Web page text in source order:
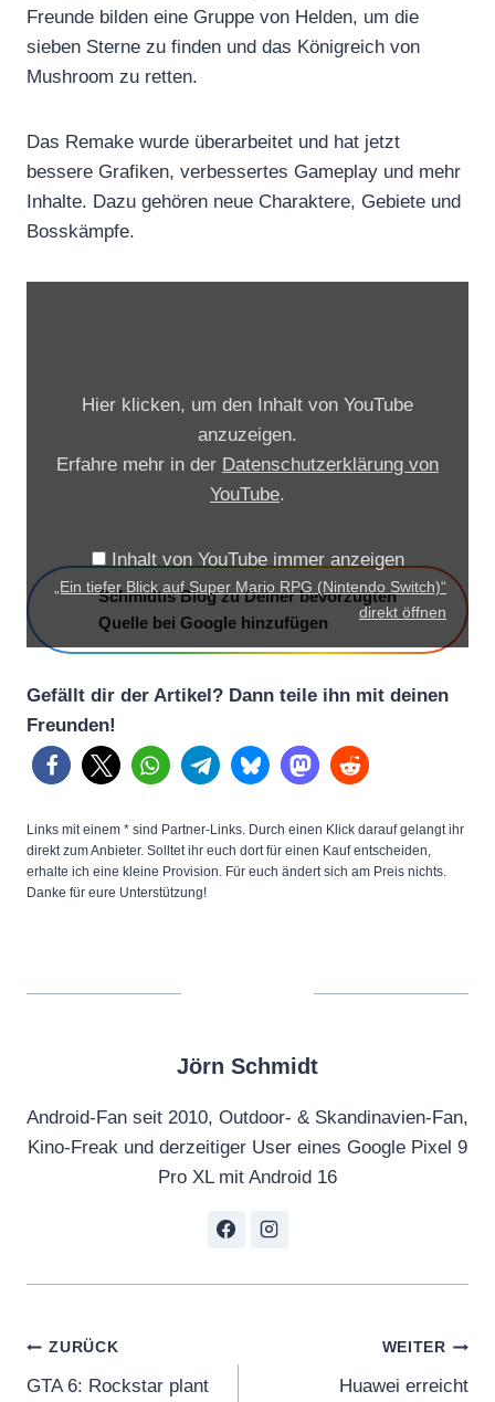
Freunde bilden eine Gruppe von Helden, um die
sieben Sterne zu finden und das Königreich von
Mushroom zu retten.
Das Remake wurde überarbeitet und hat jetzt
bessere Grafiken, verbessertes Gameplay und mehr
Inhalte. Dazu gehören neue Charaktere, Gebiete und
Bosskämpfe.
r
B
l
c
a
u
f
S
u
r
o
G
N
Hier klicken, um den Inhalt von YouTube
anzuzeigen.
Erfahre mehr in der Datenschutzerklärung von
YouTube.
Inhalt von YouTube immer anzeigen
„Ein tiefer Blick auf Super Mario RPG (Nintendo Switch)“
direkt öffnen
Schmidtis Blog zu Deiner bevorzugten
Quelle bei Google hinzufügen
Gefällt dir der Artikel? Dann teile ihn mit deinen
Freunden!
Links mit einem * sind Partner-Links. Durch einen Klick darauf gelangt ihr
direkt zum Anbieter. Solltet ihr euch dort für einen Kauf entscheiden,
erhalte ich eine kleine Provision. Für euch ändert sich am Preis nichts.
Danke für eure Unterstützung!
Jörn Schmidt
Android-Fan seit 2010, Outdoor- & Skandinavien-Fan,
Kino-Freak und derzeitiger User eines Google Pixel 9
Pro XL mit Android 16
Beitragsnavigation
ZURÜCK
GTA 6: Rockstar plant
WEITER
Huawei erreicht